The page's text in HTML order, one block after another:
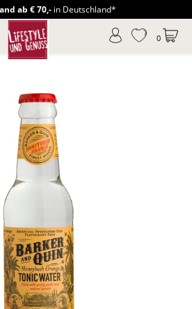
ab € 70,-in Deutschland*
0